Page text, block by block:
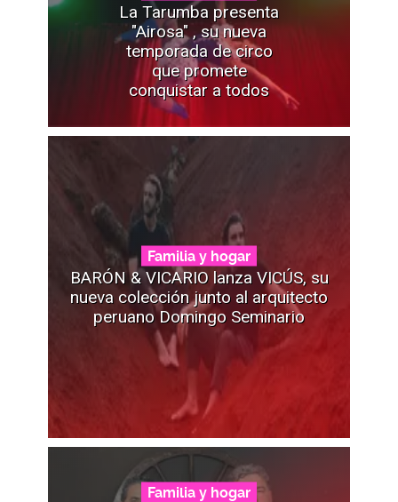
La Tarumba presenta
"Airosa" , su nueva
temporada de circo
que promete
conquistar a todos
Familia y hogar
BARÓN & VICARIO lanza VICÚS, su
nueva colección junto al arquitecto
peruano Domingo Seminario
Familia y hogar